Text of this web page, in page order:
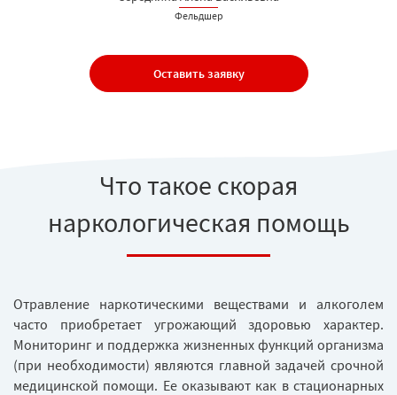
Фельдшер
Оставить заявку
Что такое скорая
наркологическая помощь
Отравление наркотическими веществами и алкоголем
часто приобретает угрожающий здоровью характер.
Мониторинг и поддержка жизненных функций организма
(при необходимости) являются главной задачей срочной
медицинской помощи. Ее оказывают как в стационарных